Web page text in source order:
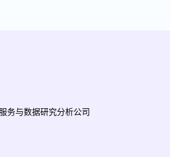
务与数据研究分析公司